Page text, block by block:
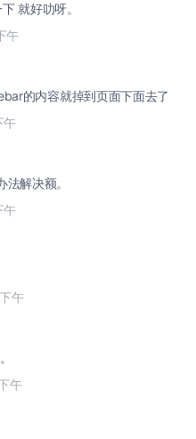
就好叻呀。
午
的内容就掉到页面下面去了
午
解决额。
午
午
午